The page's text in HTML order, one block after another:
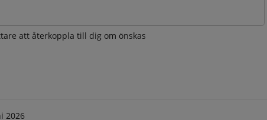
att återkoppla till dig om önskas
2026